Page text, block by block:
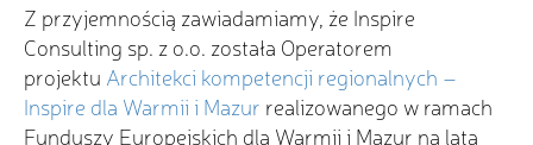
Z przyjemnością zawiadamiamy, że Inspire
Consulting sp. z o.o. została Operatorem
projektu Architekci kompetencji regionalnych –
Inspire dla Warmii i Mazur realizowanego w ramach
Funduszy Europejskich dla Warmii i Mazur na lata